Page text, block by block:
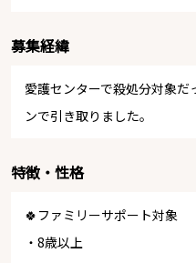
募集経緯
愛護センターで殺処分対象
ンで引き取りました。
特徴・性格
🍀ファミリーサポート対象
・8歳以上